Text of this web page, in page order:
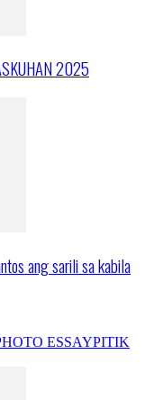
2025
ang sarili sa kabila
ESSAYPITIK